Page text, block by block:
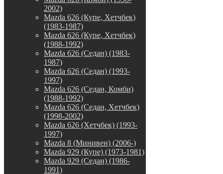
2002)
Mazda 626 (Купе, Хетчбек)
(1983-1987)
Mazda 626 (Купе, Хетчбек)
(1988-1992)
Mazda 626 (Седан) (1983-
1987)
Mazda 626 (Седан) (1993-
1997)
Mazda 626 (Седан, Комби)
(1988-1992)
Mazda 626 (Седан, Хетчбек)
(1998-2002)
Mazda 626 (Хетчбек) (1993-
1997)
Mazda 8 (Минивен) (2006-)
Mazda 929 (Купе) (1973-1981)
Mazda 929 (Седан) (1986-
1991)